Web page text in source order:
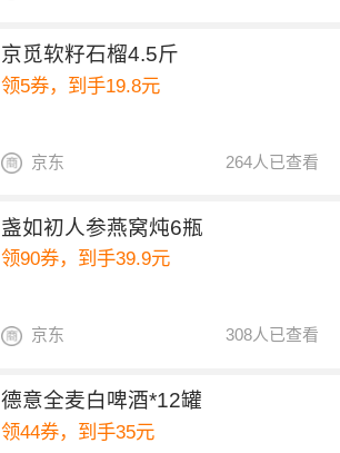
京觅软籽石榴4.5斤
领5券，到手19.8元
264人已查看
京东
盏如初人参燕窝炖6瓶
领90券，到手39.9元
308人已查看
京东
德意全麦白啤酒*12罐
领44券，到手35元